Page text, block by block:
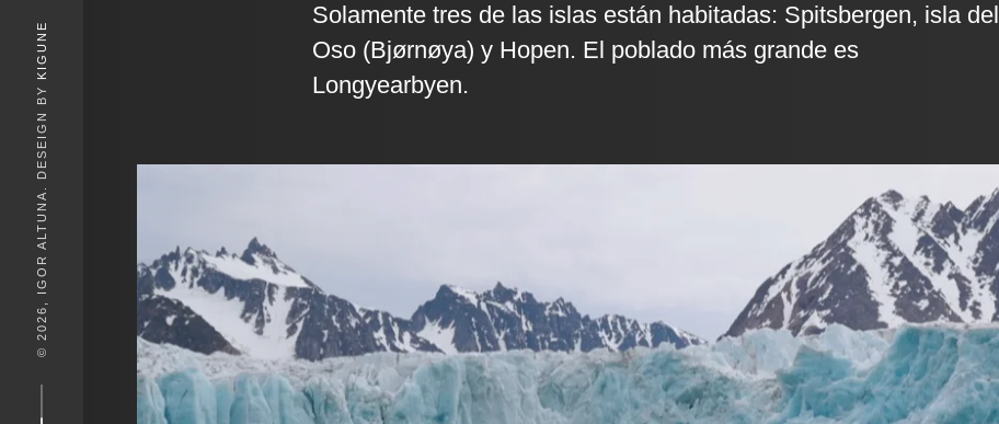
© 2026, IGOR ALTUNA. DESEIGN BY
KIGUNE
Solamente tres de las islas están habitadas: Spitsbergen, isla del
Oso (Bjørnøya) y Hopen. El poblado más grande es
Longyearbyen.